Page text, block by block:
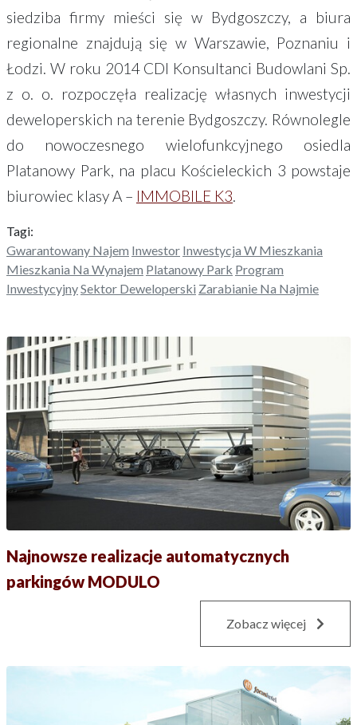
siedziba firmy mieści się w Bydgoszczy, a biura
regionalne znajdują się w Warszawie, Poznaniu i
Łodzi. W roku 2014 CDI Konsultanci Budowlani Sp.
z o. o. rozpoczęła realizację własnych inwestycji
deweloperskich na terenie Bydgoszczy. Równolegle
do nowoczesnego wielofunkcyjnego osiedla
Platanowy Park, na placu Kościeleckich 3 powstaje
biurowiec klasy A – IMMOBILE K3.
Tagi:
Gwarantowany Najem Inwestor Inwestycja W Mieszkania
Mieszkania Na Wynajem Platanowy Park Program
InwestycyjnySektor Deweloperski Zarabianie Na Najmie
Najnowsze realizacje automatycznych
parkingów MODULO
Zobacz więcej